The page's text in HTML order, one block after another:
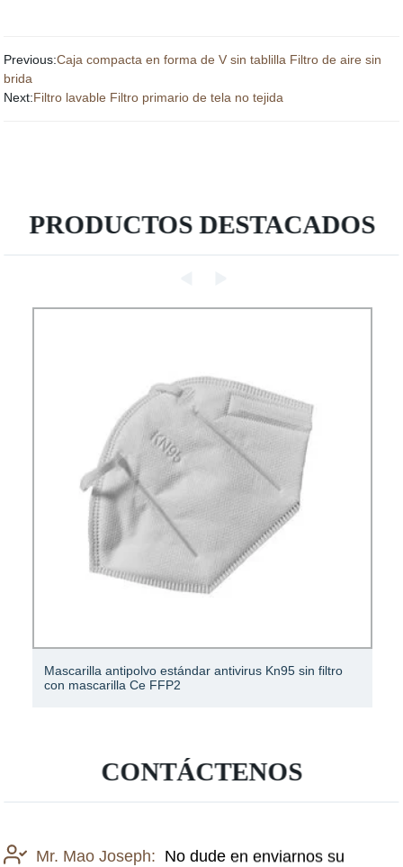
Previous:Caja compacta en forma de V sin tablilla Filtro de aire sin
brida
Next:Filtro lavable Filtro primario de tela no tejida
PRODUCTOS DESTACADOS
Mascarilla antipolvo estándar antivirus Kn95 sin filtro
con mascarilla Ce FFP2
CONTÁCTENOS
Mr. Mao Joseph: No dude en enviarnos su